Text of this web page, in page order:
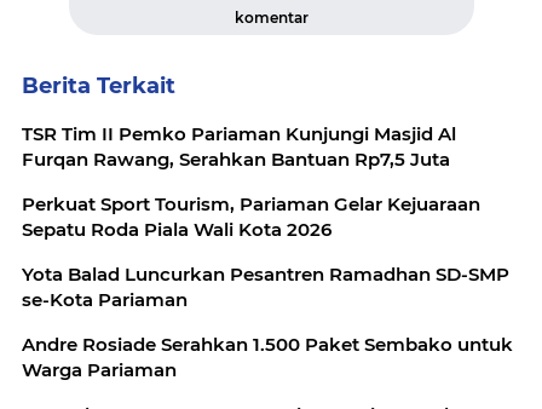
komentar
Berita Terkait
TSR Tim II Pemko Pariaman Kunjungi Masjid Al
Furqan Rawang, Serahkan Bantuan Rp7,5 Juta
Perkuat Sport Tourism, Pariaman Gelar Kejuaraan
Sepatu Roda Piala Wali Kota 2026
Yota Balad Luncurkan Pesantren Ramadhan SD-SMP
se-Kota Pariaman
Andre Rosiade Serahkan 1.500 Paket Sembako untuk
Warga Pariaman